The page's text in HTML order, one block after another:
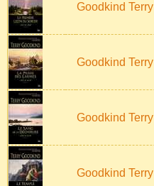
Goodkind Terry
Goodkind Terry
Goodkind Terry
Goodkind Terry